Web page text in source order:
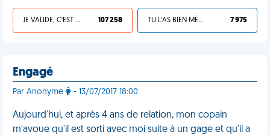
JE VALIDE, C'EST UNE VDM 107 258 TU L'AS BIEN MÉRITÉ 7 975
Engagé
Par Anonyme - 13/07/2017 18:00
Aujourd'hui, et après 4 ans de relation, mon copain
m'avoue qu'il est sorti avec moi suite à un gage et qu'il a